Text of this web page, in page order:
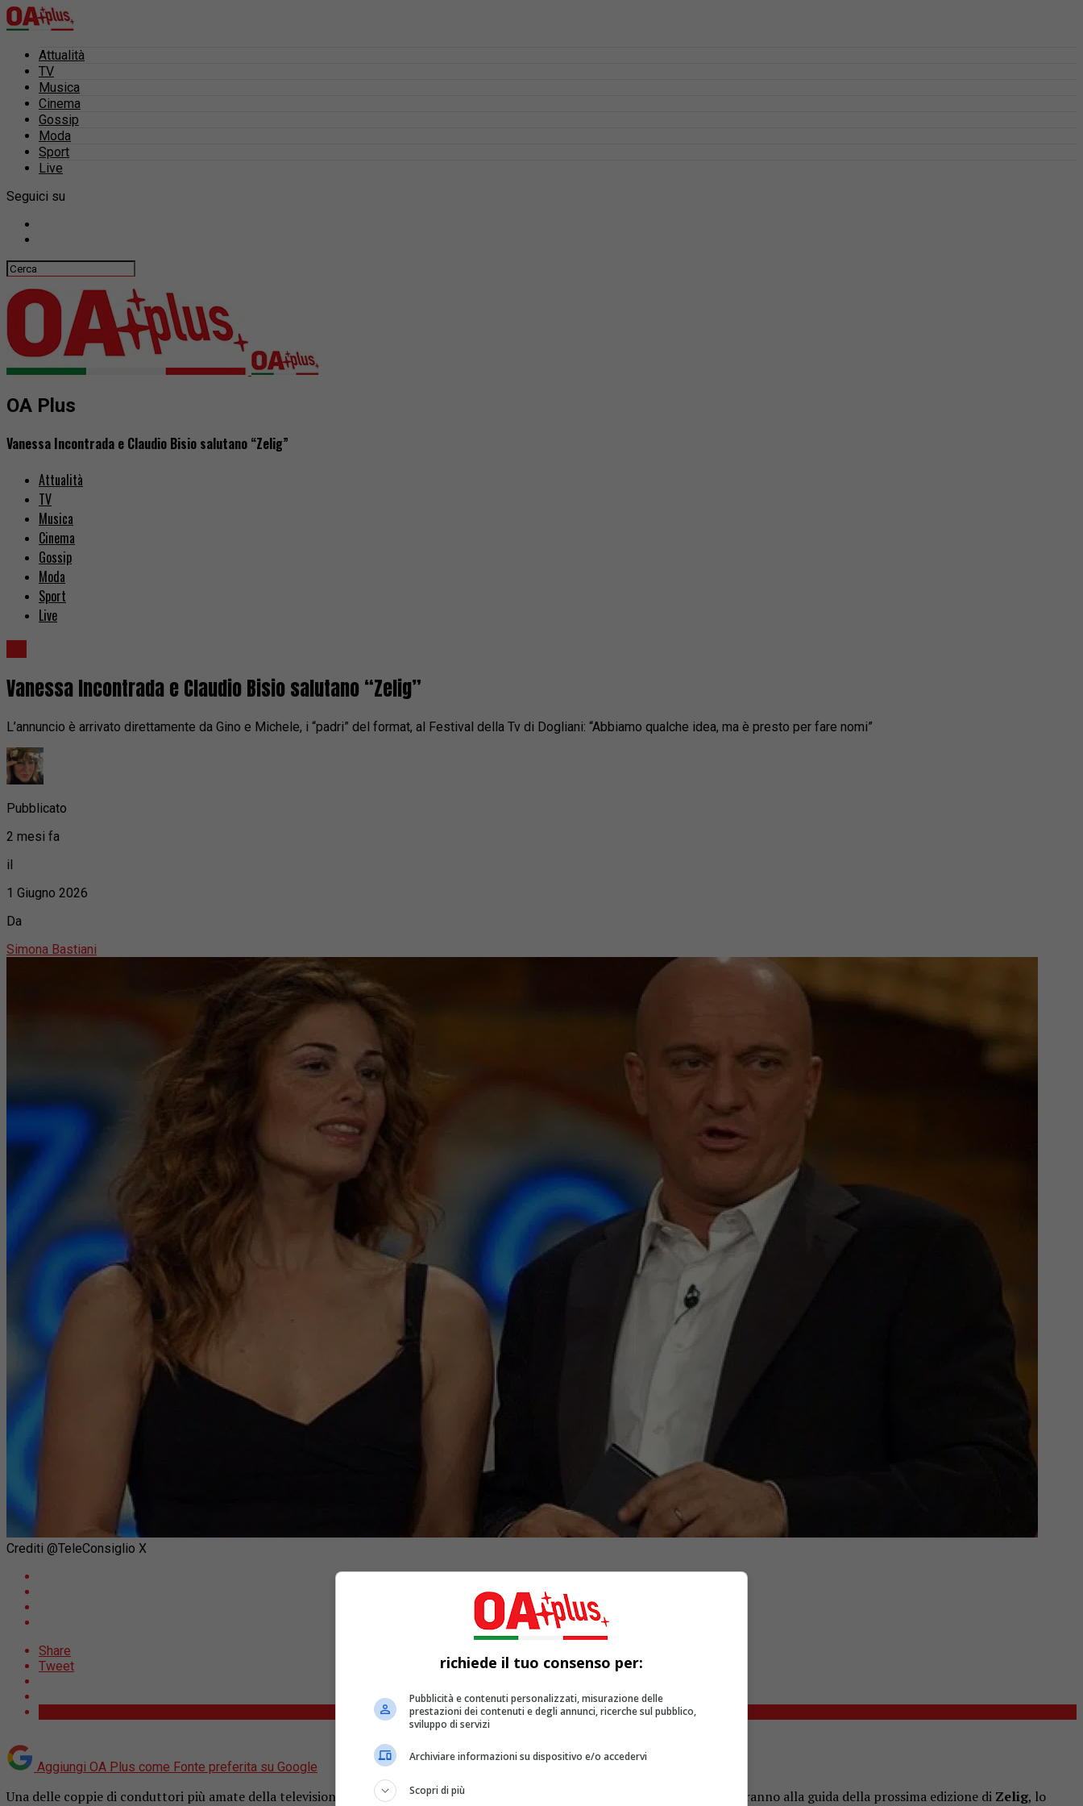
Attualità
TV
Musica
Cinema
Gossip
Moda
Sport
Live
Seguici su
OA Plus
Vanessa Incontrada e Claudio Bisio salutano “Zelig”
Attualità
TV
Musica
Cinema
Gossip
Moda
Sport
Live
Vanessa Incontrada e Claudio Bisio salutano “Zelig”
L’annuncio è arrivato direttamente da Gino e Michele, i “padri” del format, al Festival della Tv di Dogliani: “Abbiamo qualche idea, ma è presto per fare nomi”
Pubblicato
2 mesi fa
il
1 Giugno 2026
Da
Simona Bastiani
Crediti @TeleConsiglio X
Share
Tweet
Aggiungi OA Plus come Fonte preferita su Google
Una delle coppie di conduttori più amate della televisione italiana cambia pagina. non saranno alla guida della prossima edizione di Zelig, lo
richiede il tuo consenso per:
Pubblicità e contenuti personalizzati, misurazione delle
prestazioni dei contenuti e degli annunci, ricerche sul pubblico,
sviluppo di servizi
Archiviare informazioni su dispositivo e/o accedervi
Scopri di più